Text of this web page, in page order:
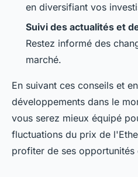
en diversifiant vos
Suivi des actualités et
Restez informé des
marché.
En suivant ces conseils et
développements dans le
vous serez mieux équipé
fluctuations du prix de
profiter de ses opportunités